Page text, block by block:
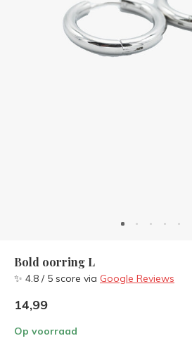
Bold oorring L
✨ 4.8 / 5 score via Google Reviews
14,99
Op voorraad